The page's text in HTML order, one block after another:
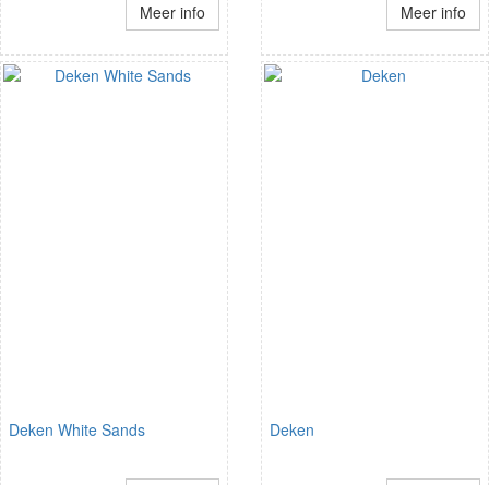
Meer info Meer info
Deken White Sands Deken